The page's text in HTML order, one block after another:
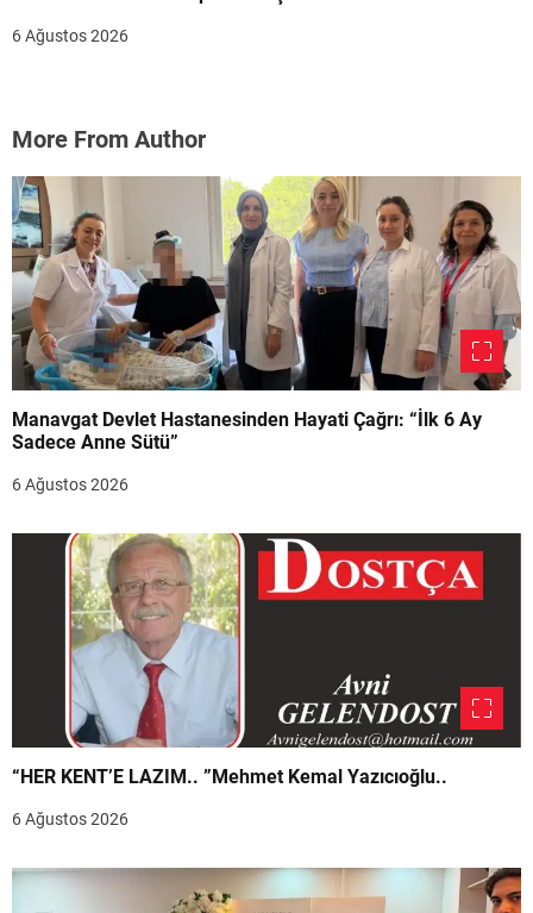
6 Ağustos 2026
More From Author
Manavgat Devlet Hastanesinden Hayati Çağrı: “İlk 6 Ay
Sadece Anne Sütü”
6 Ağustos 2026
“HER KENT’E LAZIM.. ”Mehmet Kemal Yazıcıoğlu..
6 Ağustos 2026